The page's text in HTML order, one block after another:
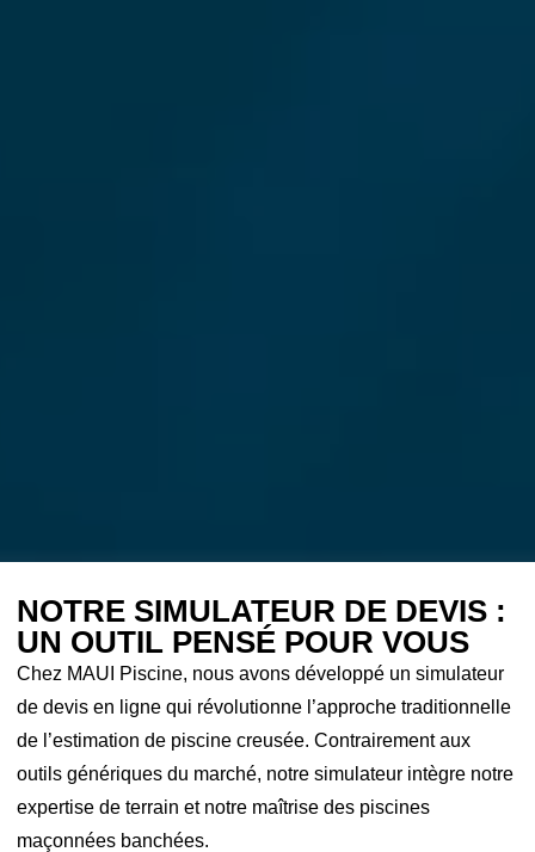
NOTRE SIMULATEUR DE DEVIS :
UN OUTIL PENSÉ POUR VOUS
Chez MAUI Piscine, nous avons développé un simulateur
de devis en ligne qui révolutionne l’approche traditionnelle
de l’estimation de piscine creusée. Contrairement aux
outils génériques du marché, notre simulateur intègre notre
expertise de terrain et notre maîtrise des piscines
maçonnées banchées.